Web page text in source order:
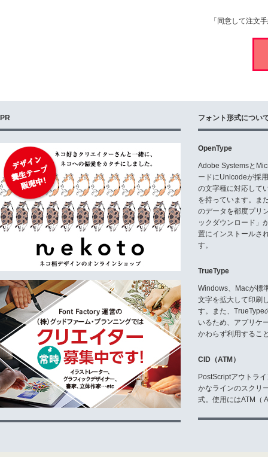
お客様が、下記に掲げる方法で
(1)営利を目的として、フォント
(2)営利を目的として、フォント
4.禁止される利用方法
お客様は下記に掲げる方法で、
(1)本製品の一部または全部を第
(2)フォントを元にして類似また
5.保証・免責
(1)本製品に瑕疵がある場合には
付いただければ、無償にて交換
(2)当社は、本製品のご使用によ
に紛争が発生した場合には、東
6.契約の期間
お客様がユーザ登録手続きを完
なお、お客様が本契約に違反し
に対して一切の返金等を行いま
「同意して注文
PR フォント形式につい
OpenType
Adobe Systemsと
ードにUnicodeが採
の文字種に対応して
を持っています。ま
のデータを都度プリ
ックダウンロード」
置にインストールさ
す。
TrueType
Windows、Macが標
文字を拡大して印刷
す。また、TrueType
いるため、アプリケ
かわらず利用するこ
CID（ATM）
PostScriptアウトラ
かなラインのスクリ
式。使用にはATM（